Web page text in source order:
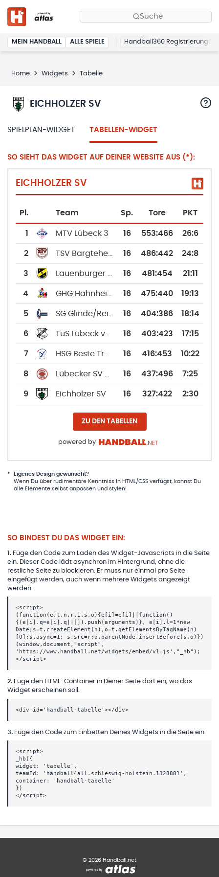
Suche
MEIN HANDBALL ALLE SPIELE Handball360 Registrierung
Home Widgets Tabelle
EICHHOLZER SV
SPIELPLAN-WIDGET TABELLEN-WIDGET
SO SIEHT DAS WIDGET AUF DEINER WEBSITE AUS (*):
EICHHOLZER SV
Pl. Team Sp. Tore PKT
1 MTV Lübeck 3 16 553:466 26:6
2 16 486:442 24:8
3 16 481:454 21:11
4 16 475:440 19:13
5 16 404:386 18:14
6 16 403:423 17:15
7 16 416:453 10:22
8 16 437:496 7:25
9 Eichholzer SV 16 327:422 2:30
ZU DEN TABELLEN
powered by
*
Eigenes Design gewünscht?
Wenn Du über rudimentäre Kenntniss in HTML/CSS verfügst, kannst Du
alle Elemente selbst anpassen und stylen!
SO BINDEST DU DAS WIDGET EIN:
1 . Füge den Code zum Laden des Widget-Javascripts in die Seite
ein. Dieser Code lädt asynchron im Hintergrund, ohne die
restliche Seite zu blockieren. Er muss nur einmal pro Seite
eingefügt werden, auch wenn mehrere Widgets angezeigt
werden.
<script>
(function(e,t,n,r,i,s,o){e[i]=e[i]||function()
{(e[i].q=e[i].q||[]).push(arguments)}, e[i].l=1*new
Date;s=t.createElement(n),o=t.getElementsByTagName(n)
[0];s.async=1; s.src=r;o.parentNode.insertBefore(s,o)})
(window,document,"script",
'https://www.handball.net/widgets/embed/v1.js',"_hb");
</script>
2. Füge den HTML-Container in Deiner Seite dort ein, wo das
Widget erscheinen soll.
<div id='handball-tabelle'></div>
3. Füge den Code zum Einbetten Deines Widgets in die Seite ein.
<script>
_hb({
widget: 'tabelle',
teamId: 'handball4all.schleswig-holstein.1328881',
container: 'handball-tabelle'
})
</script>
© 2026 Handball.net